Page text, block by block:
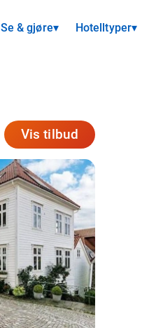
Se & gjøre▾ Hotelltyper▾
Vis tilbud